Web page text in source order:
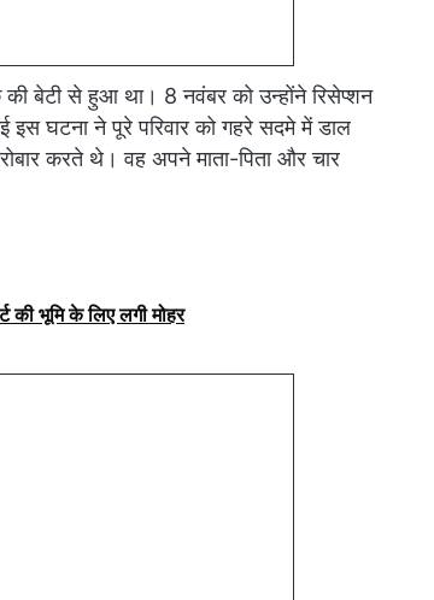
की बेटी से हुआ था। 8 नवंबर को उन्होंने रिसेप्शन
इस घटना ने पूरे परिवार को गहरे सदमे में डाल
करते थे। वह अपने माता-पिता और चार
की भूमि के लिए लगी मोहर